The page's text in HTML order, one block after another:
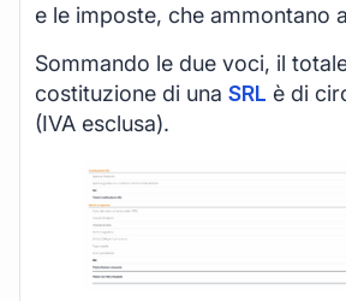
e le imposte, che ammontano
Sommando le due voci, il
costituzione di una SRL è di
(IVA esclusa).